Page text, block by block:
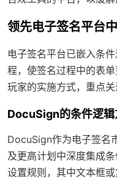
领先电子签名平台
电子签名平台已嵌入条
程，使签名过程中的表
玩家的实施方式，重点关
DocuSign的条件逻辑
DocuSign作为电子签名
及更高计划中深度集成
设置规则，其中文本框